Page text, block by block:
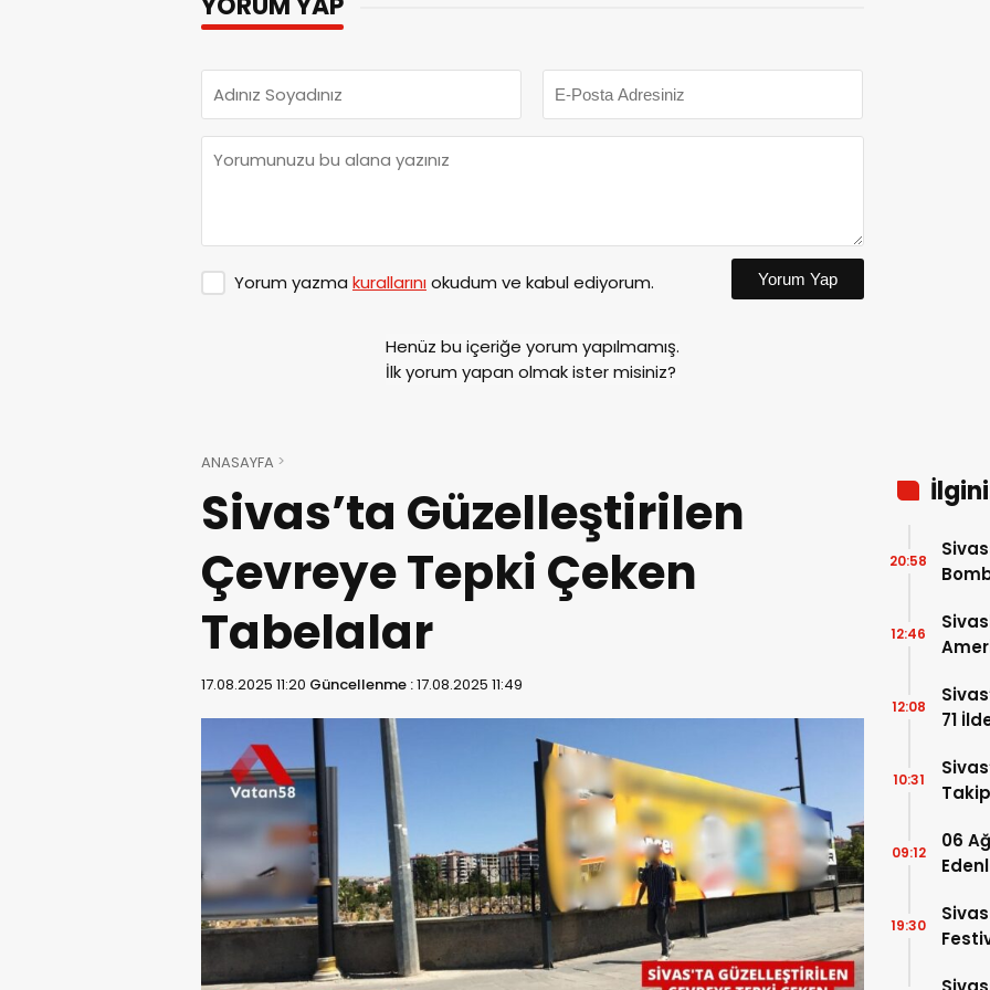
Yorum yazma kurallarınıokudum ve kabul ediyorum. Yorum Yap
Henüz bu içeriğe yorum yapılmamış.
İlk yorum yapan olmak ister misiniz?
ANASAYFA
Sivas’ta Güzelleştirilen
Çevreye Tepki Çeken
Tabelalar
17.08.2025 11:20 Güncellenme :17.08.2025 11:49
20:58
12:46
71
12:08
10:31
06
09:12
19:30